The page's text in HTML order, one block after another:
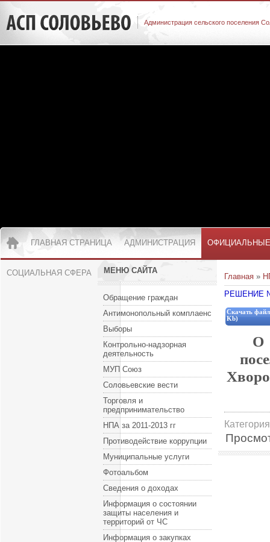
Администрация сельского поселения
ГЛАВНАЯ СТРАНИЦА АДМИНИСТРАЦИЯ
СОЦИАЛЬНАЯ СФЕРА МЕНЮ САЙТА
Обращение граждан
Антимонопольный комплаенс
Выборы
Контрольно-надзорная
деятельность
МУП Союз
Соловьевские вести
Торговля и
предпринимательство
НПА за 2011-2013 гг
Противодействие коррупции
Муниципальные услуги
Фотоальбом
Сведения о доходах
Информация о состоянии
защиты населения и
территорий от ЧС
Информация о закупках
Главная »
РЕШЕНИЕ №
Скачать
Kb)
О
Категория